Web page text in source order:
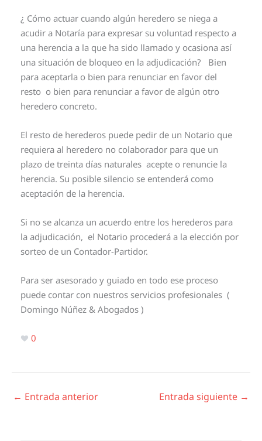
¿ Cómo actuar cuando algún heredero se niega a
acudir a Notaría para expresar su voluntad respecto a
una herencia a la que ha sido llamado y ocasiona así
una situación de bloqueo en la adjudicación? Bien
para aceptarla o bien para renunciar en favor del
resto o bien para renunciar a favor de algún otro
heredero concreto.
El resto de herederos puede pedir de un Notario que
requiera al heredero no colaborador para que un
plazo de treinta días naturales acepte o renuncie la
herencia. Su posible silencio se entenderá como
aceptación de la herencia.
Si no se alcanza un acuerdo entre los herederos para
la adjudicación, el Notario procederá a la elección por
sorteo de un Contador-Partidor.
Para ser asesorado y guiado en todo ese proceso
puede contar con nuestros servicios profesionales (
Domingo Núñez & Abogados )
0
← Entrada anterior Entrada siguiente →